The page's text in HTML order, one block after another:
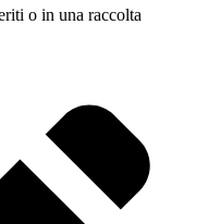
o in una raccolta